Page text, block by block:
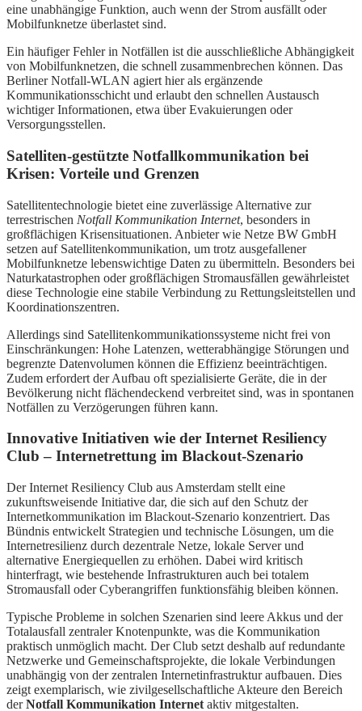
eine unabhängige Funktion, auch wenn der Strom ausfällt oder
Mobilfunknetze überlastet sind.
Ein häufiger Fehler in Notfällen ist die ausschließliche Abhängigkeit
von Mobilfunknetzen, die schnell zusammenbrechen können. Das
Berliner Notfall-WLAN agiert hier als ergänzende
Kommunikationsschicht und erlaubt den schnellen Austausch
wichtiger Informationen, etwa über Evakuierungen oder
Versorgungsstellen.
Satelliten-gestützte Notfallkommunikation bei
Krisen: Vorteile und Grenzen
Satellitentechnologie bietet eine zuverlässige Alternative zur
terrestrischen Notfall Kommunikation Internet, besonders in
großflächigen Krisensituationen. Anbieter wie Netze BW GmbH
setzen auf Satellitenkommunikation, um trotz ausgefallener
Mobilfunknetze lebenswichtige Daten zu übermitteln. Besonders bei
Naturkatastrophen oder großflächigen Stromausfällen gewährleistet
diese Technologie eine stabile Verbindung zu Rettungsleitstellen und
Koordinationszentren.
Allerdings sind Satellitenkommunikationssysteme nicht frei von
Einschränkungen: Hohe Latenzen, wetterabhängige Störungen und
begrenzte Datenvolumen können die Effizienz beeinträchtigen.
Zudem erfordert der Aufbau oft spezialisierte Geräte, die in der
Bevölkerung nicht flächendeckend verbreitet sind, was in spontanen
Notfällen zu Verzögerungen führen kann.
Innovative Initiativen wie der Internet Resiliency
Club – Internetrettung im Blackout-Szenario
Der Internet Resiliency Club aus Amsterdam stellt eine
zukunftsweisende Initiative dar, die sich auf den Schutz der
Internetkommunikation im Blackout-Szenario konzentriert. Das
Bündnis entwickelt Strategien und technische Lösungen, um die
Internetresilienz durch dezentrale Netze, lokale Server und
alternative Energiequellen zu erhöhen. Dabei wird kritisch
hinterfragt, wie bestehende Infrastrukturen auch bei totalem
Stromausfall oder Cyberangriffen funktionsfähig bleiben können.
Typische Probleme in solchen Szenarien sind leere Akkus und der
Totalausfall zentraler Knotenpunkte, was die Kommunikation
praktisch unmöglich macht. Der Club setzt deshalb auf redundante
Netzwerke und Gemeinschaftsprojekte, die lokale Verbindungen
unabhängig von der zentralen Internetinfrastruktur aufbauen. Dies
zeigt exemplarisch, wie zivilgesellschaftliche Akteure den Bereich
derNotfall Kommunikation Internet aktiv mitgestalten.